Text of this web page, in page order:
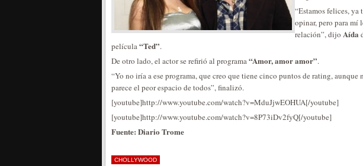
“Estamos felices, ya
opinar, pero para mí
relación”, dijo Aída
película“Ted”.
De otro lado, el actor se refirió al programa“Amor, amor amor”.
“Yo no iría a ese programa, que creo que tiene cinco puntos de rating, aunque
parece el peor espacio de todos”, finalizó.
[youtube]http://www.youtube.com/watch?v=MduJjwEOHUA[/youtube]
[youtube]http://www.youtube.com/watch?v=8P73iDv2fyQ[/youtube]
Fuente: Diario Trome
CHOLLYWOOD